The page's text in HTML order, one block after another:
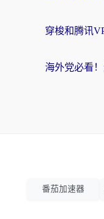
番茄加速器